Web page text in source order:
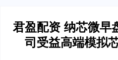
君盈配资 纳芯微早
司受益高端模拟